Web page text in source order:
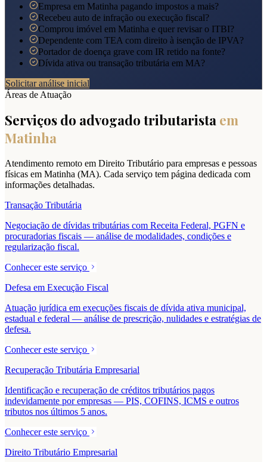
Empresa em Matinha pagando impostos a mais?
Recebeu auto de infração ou execução fiscal?
Comprou imóvel em Matinha e quer revisar o ITBI?
Dependente com TEA com direito à isenção de IPVA?
Portador de doença grave com IR retido na fonte?
Dívida ativa ou transação tributária em MA?
Solicitar análise inicial
Áreas de Atuação
Serviços do advogado tributarista em
Matinha
Atendimento remoto em Direito Tributário para empresas e pessoas
físicas em Matinha (MA). Cada serviço tem página dedicada com
informações detalhadas.
Transação Tributária
Negociação de dívidas tributárias com Receita Federal, PGFN e
procuradorias fiscais — análise de modalidades, condições e
regularização fiscal.
Conhecer este serviço
Defesa em Execução Fiscal
Atuação jurídica em execuções fiscais de dívida ativa municipal,
estadual e federal — análise de prescrição, nulidades e estratégias de
defesa.
Conhecer este serviço
Recuperação Tributária Empresarial
Identificação e recuperação de créditos tributários pagos
indevidamente por empresas — PIS, COFINS, ICMS e outros
tributos nos últimos 5 anos.
Conhecer este serviço
Direito Tributário Empresarial